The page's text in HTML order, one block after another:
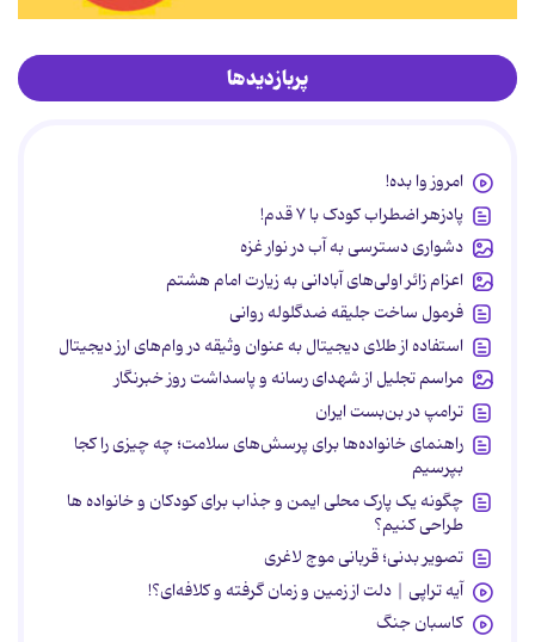
پربازدیدها
امروز وا بده!
پادزهر اضطراب کودک با ۷ قدم!
دشواری دسترسی به آب در نوار غزه
اعزام زائر اولی‌های آبادانی به زیارت امام هشتم
فرمول ساخت جلیقه ضدگلوله روانی
استفاده از طلای دیجیتال به عنوان وثیقه در وام‌های ارز دیجیتال
مراسم تجلیل از شهدای رسانه و پاسداشت روز خبرنگار
ترامپ در بن‌بست ایران
راهنمای خانواده‌ها برای پرسش‌های سلامت؛ چه چیزی را کجا
بپرسیم
چگونه یک پارک محلی ایمن و جذاب برای کودکان و خانواده ها
طراحی کنیم؟
تصویر بدنی؛ قربانی موج لاغری
آیه تراپی | دلت از زمین و زمان گرفته و کلافه‌ای؟!
کاسبان جنگ